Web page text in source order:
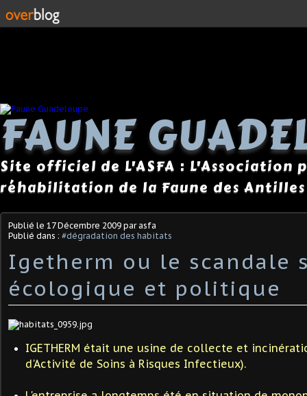
FAUNE
Site officiel de L'ASFA : L'Association
réhabilitation de la Faune des Antilles
Publié le 17 Décembre 2009 par asfa
Publié dans : #dégradation des habitats
Igetherm ou le scandale
écologique et politique
IGETHERM était une usine de collecte et
d'Activité de Soins à Risques Infectieux).